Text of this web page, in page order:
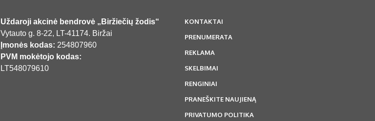
Uždaroji akcinė bendrovė „Biržiečių žodis“
Vytauto g. 8-22, LT-41174. Biržai
Įmonės kodas: 254807960
PVM mokėtojo kodas:
LT548079610
KONTAKTAI
PRENUMERATA
REKLAMA
SKELBIMAI
RENGINIAI
PRANEŠKITE NAUJIENĄ
PRIVATUMO POLITIKA